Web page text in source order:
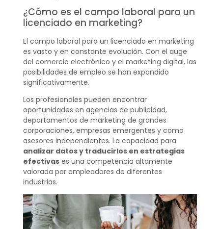
¿Cómo es el campo laboral para un
licenciado en marketing?
El campo laboral para un licenciado en marketing
es vasto y en constante evolución. Con el auge
del comercio electrónico y el marketing digital, las
posibilidades de empleo se han expandido
significativamente.
Los profesionales pueden encontrar
oportunidades en agencias de publicidad,
departamentos de marketing de grandes
corporaciones, empresas emergentes y como
asesores independientes. La capacidad para
analizar datos y traducirlos en estrategias
efectivases una competencia altamente
valorada por empleadores de diferentes
industrias.